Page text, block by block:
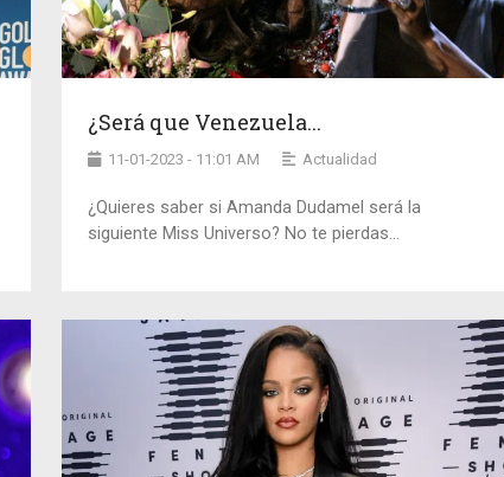
¿Será que Venezuela...
11-01-2023 - 11:01 AM Actualidad
¿Quieres saber si Amanda Dudamel será la
siguiente Miss Universo? No te pierdas...